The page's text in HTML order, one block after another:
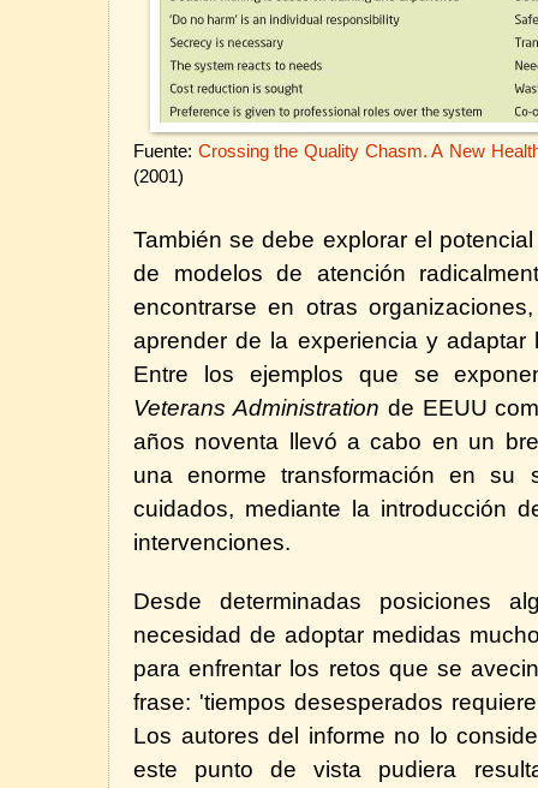
Fuente: Crossing the Quality Chasm.A New
(2001)
También se debe explorar el
de modelos de atención
encontrarse en otras
aprender de la experiencia y adaptar
Entre los ejemplos que se
Veterans Administration de EEUU
años noventa llevó a cabo en un
una enorme transformación en su
cuidados, mediante la introducción
intervenciones.
Desde determinadas posiciones
necesidad de adoptar medidas
para enfrentar los retos que se
frase: 'tiempos desesperados
Los autores del informe no lo
este punto de vista pudiera